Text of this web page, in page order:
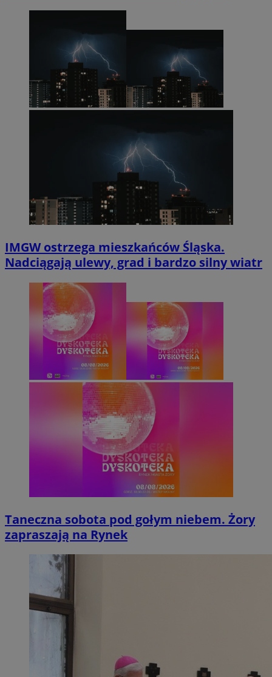
IMGW ostrzega mieszkańców Śląska.
Nadciągają ulewy, grad i bardzo silny wiatr
Taneczna sobota pod gołym niebem. Żory
zapraszają na Rynek